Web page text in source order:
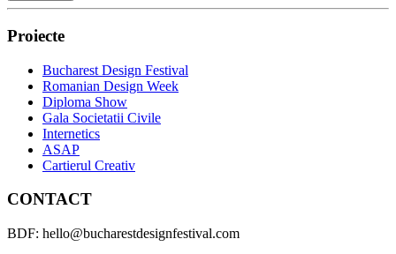
Proiecte
Bucharest Design Festival
Romanian Design Week
Diploma Show
Gala Societatii Civile
Internetics
ASAP
Cartierul Creativ
CONTACT
BDF: hello@bucharestdesignfestival.com